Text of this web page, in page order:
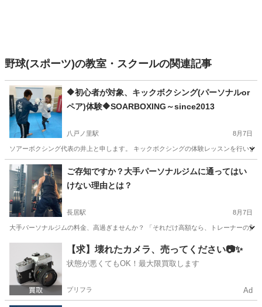
野球(スポーツ)の教室・スクールの関連記事
🔶初心者が対象、キックボクシング(パーソナルor
ペア)体験🔶SOARBOXING～since2013
八戸ノ里駅 8月7日
ソアーボクシング代表の井上と申します。 キックボクシングの体験レッスンを行い
大阪 東大阪市 八戸ノ里駅 空手/他格闘技 キックボクシング
ご存知ですか？大手パーソナルジムに通ってはい
けない理由とは？
長居駅 8月7日
大手パーソナルジムの料金、高過ぎませんか？ 「それだけ高額なら、トレーナーの
長居駅 その他 大阪 大阪市 西田辺駅
その他 筋トレ
【求】壊れたカメラ、売ってください📷✨
状態が悪くてもOK！最大限買取します
プリフラ Ad